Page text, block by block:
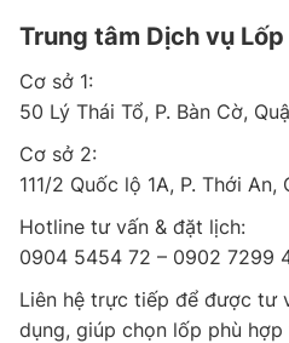
Trung tâm Dịch vụ
Cơ sở 1:
50 Lý Thái Tổ, P. Bàn Cờ,
Cơ sở 2:
111/2 Quốc lộ 1A, P. Thới An,
Hotline tư vấn & đặt lịch:
0904 5454 72 – 0902 7299
Liên hệ trực tiếp để được tư
dụng, giúp chọn lốp phù